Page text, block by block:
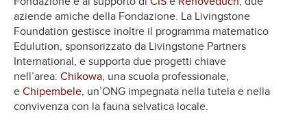
aziende amiche della Fondazione. La Livingstone
Foundation gestisce inoltre il programma matematico
Edulution, sponsorizzato da Livingstone Partners
International, e supporta due progetti chiave
nell’area: Chikowa, una scuola professionale,
e Chipembele, un’ONG impegnata nella tutela e nella
convivenza con la fauna selvatica locale.